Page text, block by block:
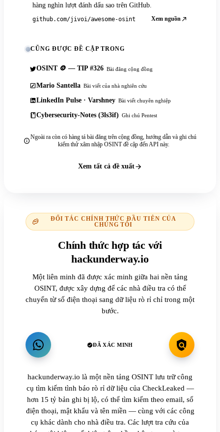
hàng nghìn lượt đánh dấu sao trên GitHub.
github.com/jivoi/awesome-osint Xem nguồn
CŨNG ĐƯỢC ĐỀ CẬP TRONG
OSINT 🪙 — TIP #326 Bài đăng cộng đồng
Mario Santella Bài viết của nhà nghiên cứu
LinkedIn Pulse · Varshney Bài viết chuyên nghiệp
Cybersecurity-Notes (3ls3if) Ghi chú Pentest
Ngoài ra còn có hàng tá bài đăng trên cộng đồng, hướng dẫn và ghi chú
kiểm thử xâm nhập OSINT đề cập đến API này.
Xem tất cả đề xuất
ĐỐI TÁC CHÍNH THỨC ĐẦU TIÊN CỦA
CHÚNG TÔI
Chính thức hợp tác với
hackunderway.io
Một liên minh đã được xác minh giữa hai nền tảng
OSINT, được xây dựng để các nhà điều tra có thể
chuyển từ số điện thoại sang dữ liệu rò rỉ chỉ trong một
bước.
ĐÃ XÁC MINH
hackunderway.io là một nền tảng OSINT lưu trữ công
cụ tìm kiếm tình báo rò rỉ dữ liệu của CheckLeaked —
hơn 15 tỷ bản ghi bị lộ, có thể tìm kiếm theo email, số
điện thoại, mật khẩu và tên miền — cùng với các công
cụ khác dành cho nhà điều tra. Các lượt tra cứu của